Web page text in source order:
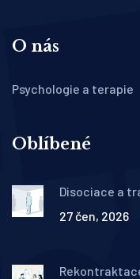
O nás
Psychologie a terapie
Oblíbené
Disociace a
27 čen, 2026